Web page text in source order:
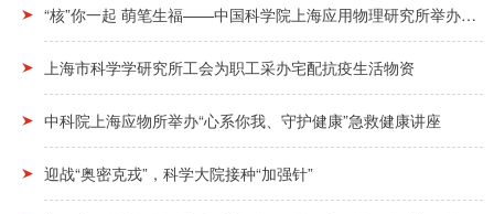
“核”你一起 萌笔生福——中国科学院上海应用物理研究所举办2026年爱心寒托班迎新春活动
上海市科学学研究所工会为职工采办宅配抗疫生活物资
中科院上海应物所举办“心系你我、守护健康”急救健康讲座
迎战“奥密克戎”，科学大院接种“加强针”